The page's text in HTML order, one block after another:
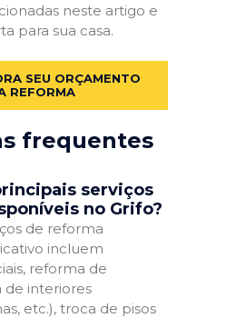
neste artigo e
para sua casa.
SEU ORÇAMENTO
REFORMA
frequentes
serviços
no Grifo?
de reforma
incluem
reforma de
de interiores
etc.), troca de pisos